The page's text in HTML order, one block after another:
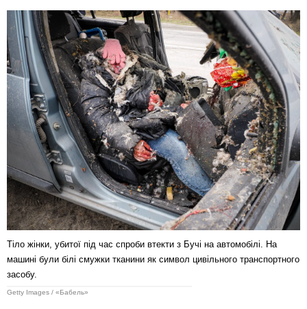
Тіло жінки, убитої під час спроби втекти з Бучі на автомобілі. На
машині були білі смужки тканини як символ цивільного транспортного
засобу.
Getty Images / «Бабель»